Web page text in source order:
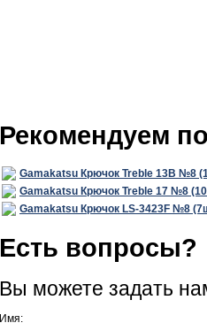
Рекомендуем
Gamakatsu Крючок Treble 13B №8
Gamakatsu Крючок Treble 17 №8
Gamakatsu Крючок LS-3423F №8
Есть вопросы?
Вы можете задать
Имя: